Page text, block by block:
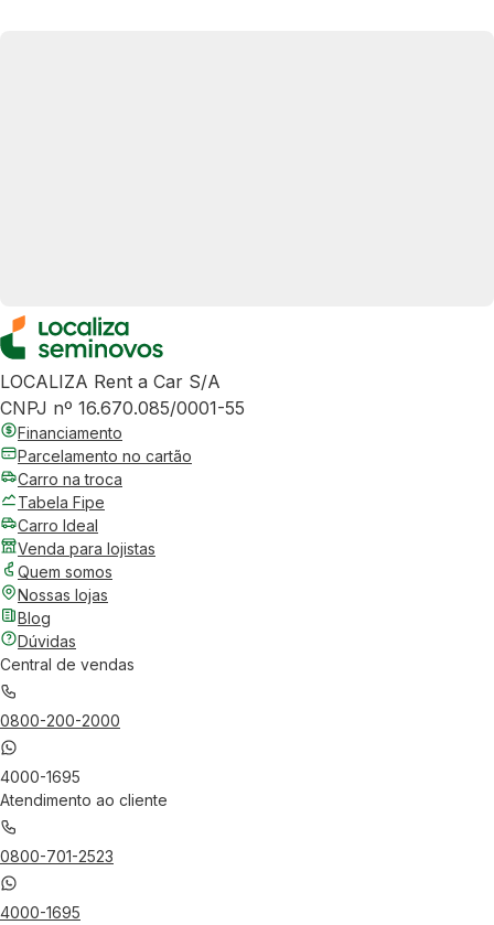
LOCALIZA Rent a Car S/A
CNPJ nº 16.670.085/0001-55
Financiamento
Parcelamento no cartão
Carro na troca
Tabela Fipe
Carro Ideal
Venda para lojistas
Quem somos
Nossas lojas
Blog
Dúvidas
Central de vendas
0800-200-2000
4000-1695
Atendimento ao cliente
0800-701-2523
4000-1695